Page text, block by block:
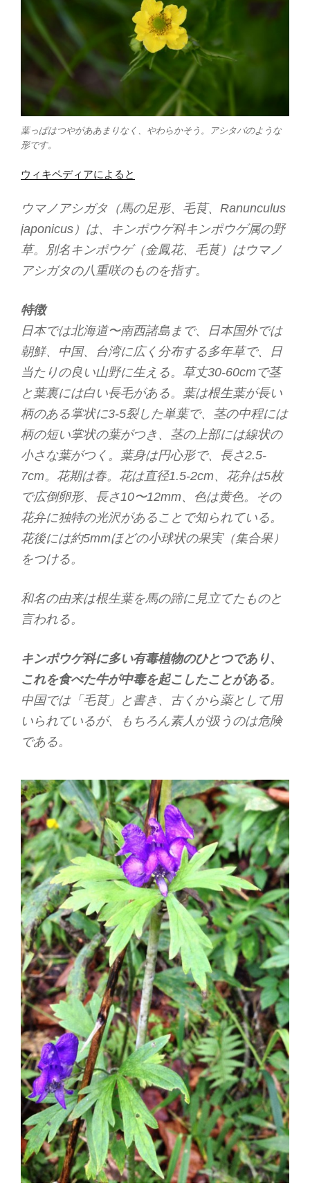
葉っぱはつやがああまりなく、やわらかそう。アシタバのような
形です。
ウィキペディアによると
ウマノアシガタ（馬の足形、毛茛、Ranunculus
japonicus）は、キンポウゲ科キンポウゲ属の野
草。別名キンポウゲ（金鳳花、毛茛）はウマノ
アシガタの八重咲のものを指す。
特徴
日本では北海道〜南西諸島まで、日本国外では
朝鮮、中国、台湾に広く分布する多年草で、日
当たりの良い山野に生える。草丈30-60cmで茎
と葉裏には白い長毛がある。葉は根生葉が長い
柄のある掌状に3-5裂した単葉で、茎の中程には
柄の短い掌状の葉がつき、茎の上部には線状の
小さな葉がつく。葉身は円心形で、長さ2.5-
7cm。花期は春。花は直径1.5-2cm、花弁は5枚
で広倒卵形、長さ10〜12mm、色は黄色。その
花弁に独特の光沢があることで知られている。
花後には約5mmほどの小球状の果実（集合果）
をつける。
和名の由来は根生葉を馬の蹄に見立てたものと
言われる。
キンポウゲ科に多い有毒植物のひとつであり、
これを食べた牛が中毒を起こしたことがある。
中国では「毛茛」と書き、古くから薬として用
いられているが、もちろん素人が扱うのは危険
である。